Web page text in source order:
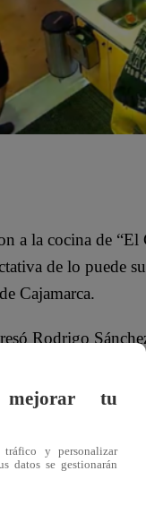
a la cocina de
de lo puede
Cajamarca.
Rodrigo
Aguirre;
enfrentarán en
Famosos. ¿Quiénes
mejorar tu
y personalizar
datos se gestionarán